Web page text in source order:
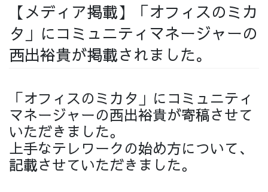
採用情報
チームインタビュー02 チームインタビュー03
【メディア掲載】「オフィスのミカ
タ」にコミュニティマネージャーの
西出裕貴が掲載されました。
「オフィスのミカタ」にコミュニティ
マネージャーの西出裕貴が寄稿させて
いただきました。
上手なテレワークの始め方について、
記載させていただきました。